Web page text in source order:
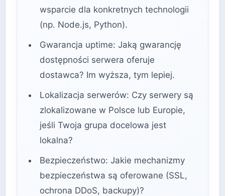
wsparcie dla konkretnych technologii
(np. Node.js, Python).
Gwarancja uptime: Jaką gwarancję
dostępności serwera oferuje
dostawca? Im wyższa, tym lepiej.
Lokalizacja serwerów: Czy serwery są
zlokalizowane w Polsce lub Europie,
jeśli Twoja grupa docelowa jest
lokalna?
Bezpieczeństwo: Jakie mechanizmy
bezpieczeństwa są oferowane (SSL,
ochrona DDoS, backupy)?